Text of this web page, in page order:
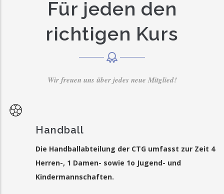
Für jeden den
richtigen Kurs
Wir freuen uns über jedes neue Mitglied!
Handball
Die Handballabteilung der CTG umfasst zur Zeit 4
Herren-, 1 Damen- sowie 1o Jugend- und
Kindermannschaften.